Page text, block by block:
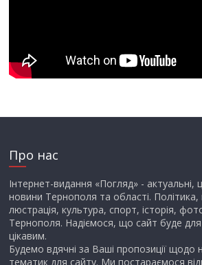
Про нас
Інтернет-видання «Погляд» - актуальні,
новини Тернополя та області. Політика,
люстрація, культура, спорт, історія,
Тернополя. Надіємося, що сайт буде
цікавим.
Будемо вдячні за Ваші пропозиції щодо
тематик для сайту. Ми постараємося